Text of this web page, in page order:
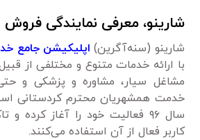
شارینو، معرفی نمایندگی
شارینو (سنه‌آگرین)اپلیکیشن جامع
با ارائه خدمات متنوع و مختلفی از
مشاغل سیار، مشاوره و پزشکی و
خدمت همشهریان محترم کردستانی
کاربر فعال از آن استفاده می‌کنند.